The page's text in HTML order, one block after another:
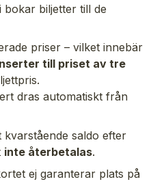
bokar biljetter till de
priser – vilket innebär
till priset av tre
dras automatiskt från
saldo efter
inte återbetalas.
ej garanterar plats på